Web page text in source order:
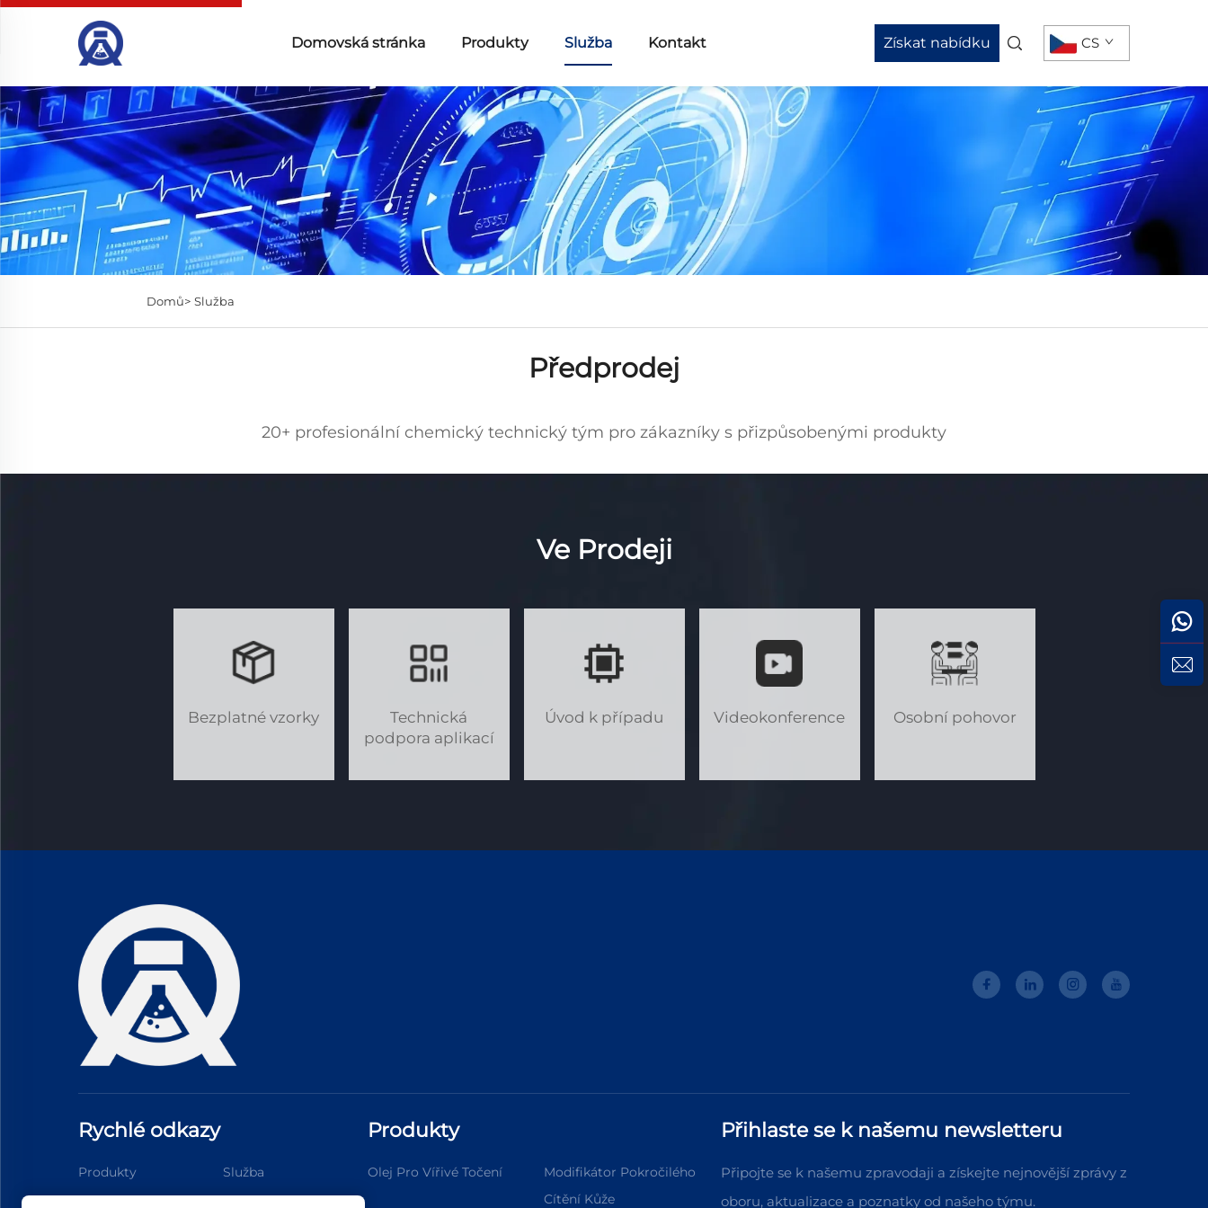
Domovská stránka Produkty Služba Kontakt Získat nabídku CS
Domů> Služba
Předprodej
20+ profesionální chemický technický tým pro zákazníky s přizpůsobenými produkty
Ve Prodeji
Bezplatné vzorky
Technická
podpora aplikací
Úvod k případu Videokonference Osobní pohovor
Rychlé odkazy
Produkty Služba
Produkty
Olej Pro Vířivé Točení
Modifikátor Pokročilého
Cítění Kůže
Přihlaste se k našemu newsletteru
Připojte se k našemu zpravodaji a získejte nejnovější zprávy z
oboru, aktualizace a poznatky od našeho týmu.